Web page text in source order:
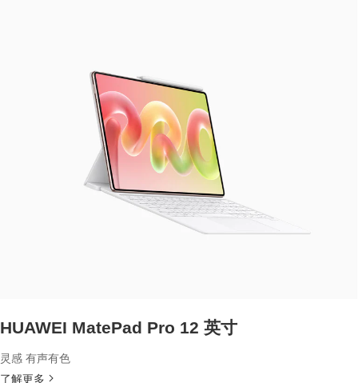
HUAWEI MatePad Pro 12 英寸
灵感 有声有色
了解更多